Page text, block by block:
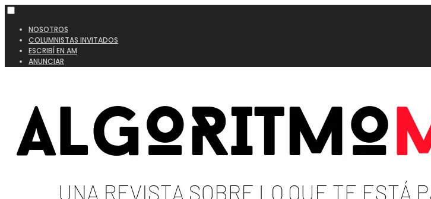
NOSOTROS
COLUMNISTAS INVITADOS
ESCRIBÍ EN AM
ANUNCIAR